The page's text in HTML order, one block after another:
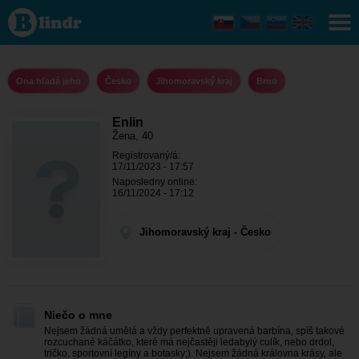
Enlin - Ona
hľadá jeho
Jihomoravský
kraj - Brno
Ona hľadá jeho Česko Jihomoravský kraj Brno
Enlin
Žena, 40
Registrovaný/á:
17/11/2023 - 17:57
Naposledny online:
16/11/2024 - 17:12
Jihomoravský kraj - Česko
Niečo o mne
Nejsem žádná umělá a vždy perfektně upravená barbína, spíš takové
rozcuchané káčátko, které má nejčastěji ledabylý culík, nebo drdol,
tričko, sportovní legíny a botasky;). Nejsem žádná královna krásy, ale